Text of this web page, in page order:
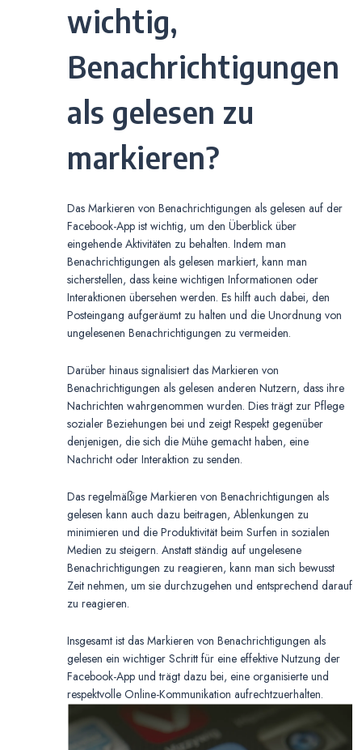
wichtig,
Benachrichtigungen
als gelesen zu
markieren?
Das Markieren von Benachrichtigungen als gelesen auf der
Facebook-App ist wichtig, um den Überblick über
eingehende Aktivitäten zu behalten. Indem man
Benachrichtigungen als gelesen markiert, kann man
sicherstellen, dass keine wichtigen Informationen oder
Interaktionen übersehen werden. Es hilft auch dabei, den
Posteingang aufgeräumt zu halten und die Unordnung von
ungelesenen Benachrichtigungen zu vermeiden.
Darüber hinaus signalisiert das Markieren von
Benachrichtigungen als gelesen anderen Nutzern, dass ihre
Nachrichten wahrgenommen wurden. Dies trägt zur Pflege
sozialer Beziehungen bei und zeigt Respekt gegenüber
denjenigen, die sich die Mühe gemacht haben, eine
Nachricht oder Interaktion zu senden.
Das regelmäßige Markieren von Benachrichtigungen als
gelesen kann auch dazu beitragen, Ablenkungen zu
minimieren und die Produktivität beim Surfen in sozialen
Medien zu steigern. Anstatt ständig auf ungelesene
Benachrichtigungen zu reagieren, kann man sich bewusst
Zeit nehmen, um sie durchzugehen und entsprechend darauf
zu reagieren.
Insgesamt ist das Markieren von Benachrichtigungen als
gelesen ein wichtiger Schritt für eine effektive Nutzung der
Facebook-App und trägt dazu bei, eine organisierte und
respektvolle Online-Kommunikation aufrechtzuerhalten.